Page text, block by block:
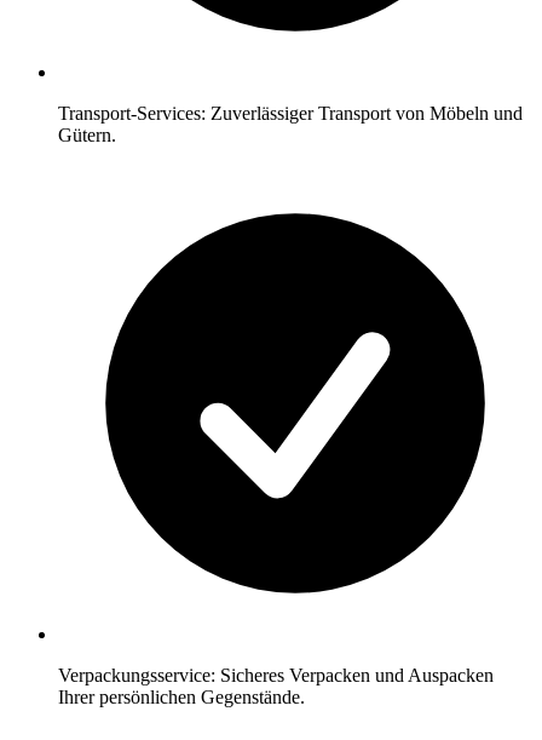
Transport-Services: Zuverlässiger Transport von Möbeln und
Gütern.
Verpackungsservice: Sicheres Verpacken und Auspacken
Ihrer persönlichen Gegenstände.